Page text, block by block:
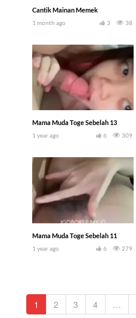
Cantik Mainan Memek
1 month ago 38
3
Mama Muda Toge Sebelah 13
1 year ago 309
6
Mama Muda Toge Sebelah 11
1 year ago 279
6
1 2 3 4 …